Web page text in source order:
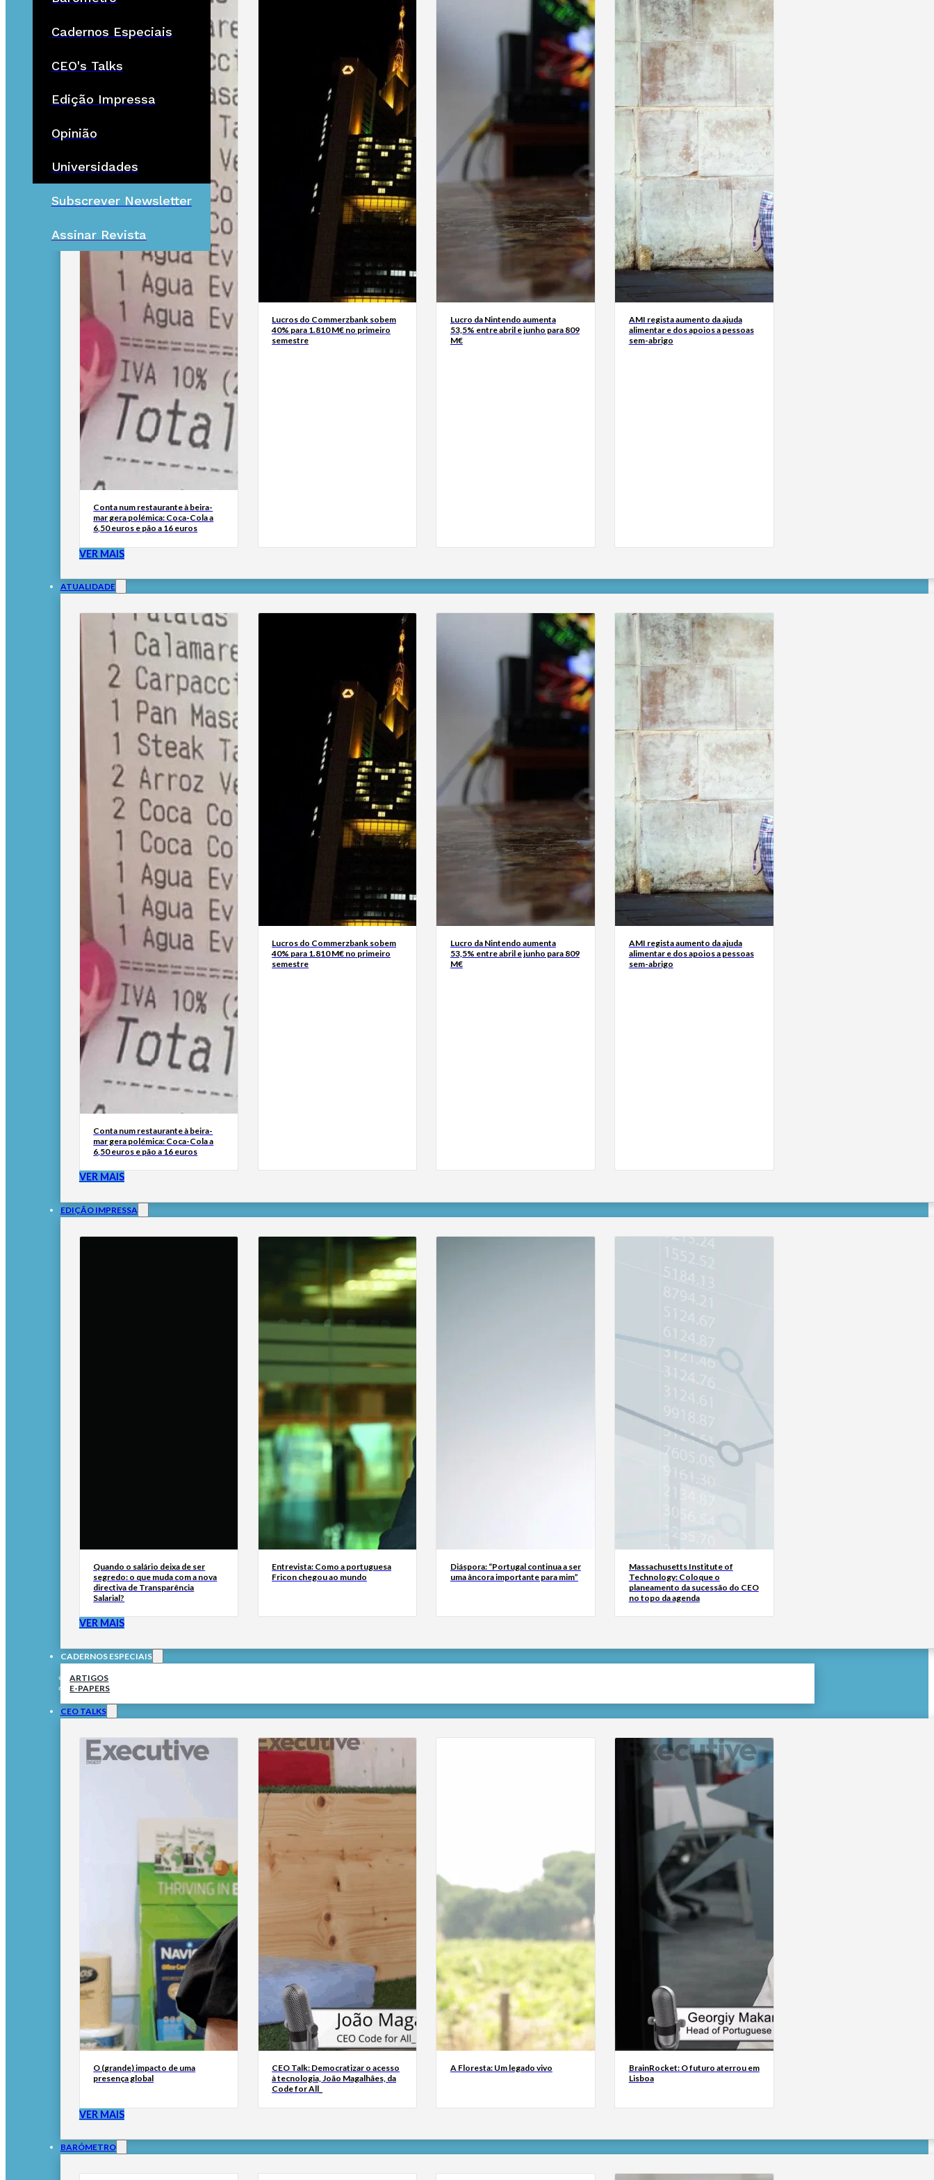
Cadernos Especiais
CEO's Talks
Edição Impressa
Opinião
Universidades
Subscrever Newsletter
Assinar Revista
Conta num restaurante à beira-
mar gera polémica: Coca-Cola a
6,50 euros e pão a 16 euros
Lucros do Commerzbank sobem
40% para 1.810 M€ no primeiro
semestre
Lucro da Nintendo aumenta
53,5% entre abril e junho para 809
M€
AMI regista aumento da ajuda
alimentar e dos apoios a pessoas
sem-abrigo
VER MAIS
ATUALIDADE
Conta num restaurante à beira-
mar gera polémica: Coca-Cola a
6,50 euros e pão a 16 euros
Lucros do Commerzbank sobem
40% para 1.810 M€ no primeiro
semestre
Lucro da Nintendo aumenta
53,5% entre abril e junho para 809
M€
AMI regista aumento da ajuda
alimentar e dos apoios a pessoas
sem-abrigo
VER MAIS
EDIÇÃO IMPRESSA
Quando o salário deixa de ser
segredo: o que muda com a nova
directiva de Transparência
Salarial?
Entrevista: Como a portuguesa
Fricon chegou ao mundo
Diáspora: “Portugal continua a ser
uma âncora importante para mim”
Massachusetts Institute of
Technology: Coloque o
planeamento da sucessão do CEO
no topo da agenda
VER MAIS
CADERNOS ESPECIAIS
ARTIGOS
E-PAPERS
CEO TALKS
O (grande) impacto de uma
presença global
CEO Talk: Democratizar o acesso
à tecnologia, João Magalhães, da
Code for All_
A Floresta: Um legado vivo
BrainRocket: O futuro aterrou em
Lisboa
VER MAIS
BARÓMETRO